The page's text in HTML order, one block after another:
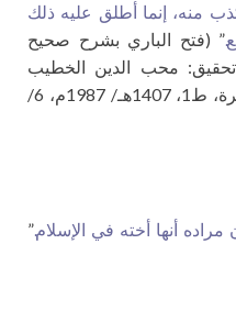
منه، إنما أطلق عليه ذلك
” (فتح الباري بشرح صحيح
تحقيق: محب الدين الخطيب
وآخرين، دار الريان للتراث، القاهرة، ط1، 1407هـ/ 1987م، 6/
أنها أخته في الإسلام.”